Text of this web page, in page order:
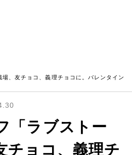
、友チョコ、義理チョコに。バレンタイン
「ラブストー
チョコ、義理チ